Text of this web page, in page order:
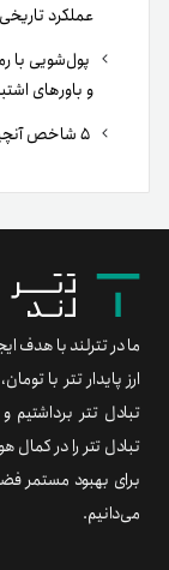
عملکرد
پول‌شویی با
و باورهای
ما در تترلند با هدف
ارز پایدار تتر با
تبادل تتر
تبادل تتر را در
برای بهبود مستمر
می‌دانیم.